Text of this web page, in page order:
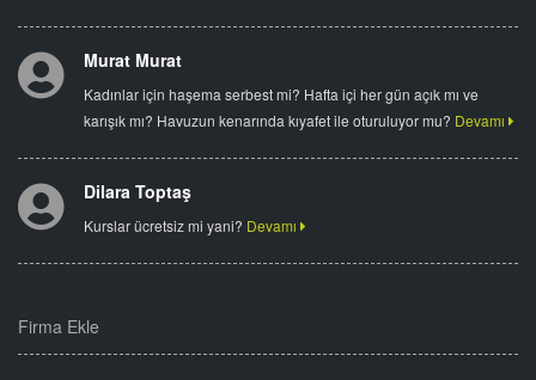
Murat Murat
Kadınlar için haşema serbest mi? Hafta içi her gün açık mı ve
karışık mı? Havuzun kenarında kıyafet ile oturuluyor mu? Devamı
Dilara Toptaş
Kurslar ücretsiz mi yani? Devamı
Firma Ekle